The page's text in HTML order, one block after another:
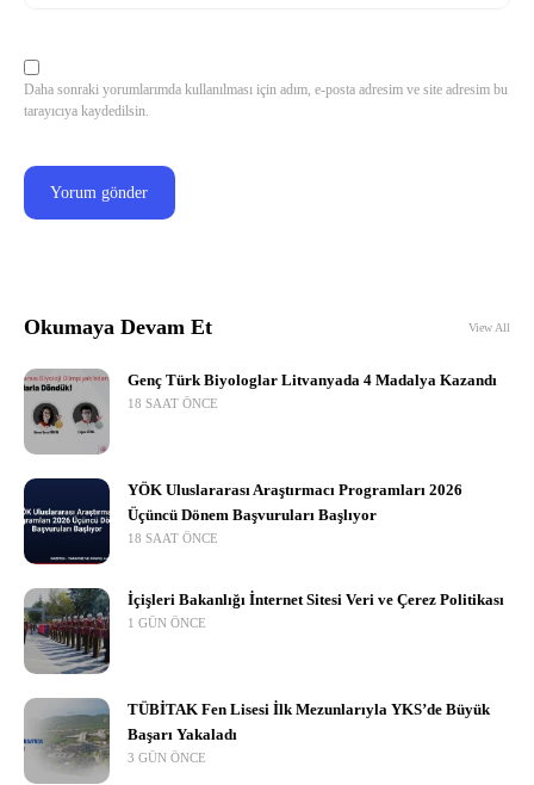
Daha sonraki yorumlarımda kullanılması için adım, e-posta adresim ve site adresim bu
tarayıcıya kaydedilsin.
Okumaya Devam Et View All
Genç Türk Biyologlar Litvanyada 4 Madalya Kazandı
18 SAAT ÖNCE
YÖK Uluslararası Araştırmacı Programları 2026
Üçüncü Dönem Başvuruları Başlıyor
18 SAAT ÖNCE
İçişleri Bakanlığı İnternet Sitesi Veri ve Çerez Politikası
1 GÜN ÖNCE
TÜBİTAK Fen Lisesi İlk Mezunlarıyla YKS’de Büyük
Başarı Yakaladı
3 GÜN ÖNCE